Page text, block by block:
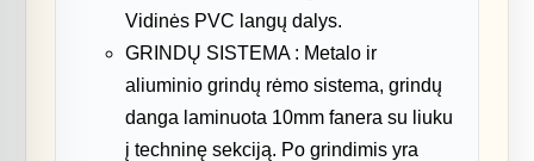
Vidinės PVC langų dalys.
GRINDŲ SISTEMA : Metalo ir
aliuminio grindų rėmo sistema, grindų
danga laminuota 10mm fanera su liuku
į techninę sekciją. Po grindimis yra